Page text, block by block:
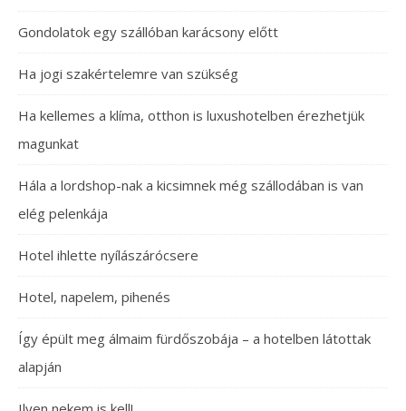
Gondolatok egy szállóban karácsony előtt
Ha jogi szakértelemre van szükség
Ha kellemes a klíma, otthon is luxushotelben érezhetjük
magunkat
Hála a lordshop-nak a kicsimnek még szállodában is van
elég pelenkája
Hotel ihlette nyílászárócsere
Hotel, napelem, pihenés
Így épült meg álmaim fürdőszobája – a hotelben látottak
alapján